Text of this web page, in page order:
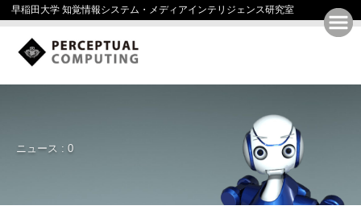
早稲田大学 知覚情報システム・メディアインテリジェンス研究室
ニュース : 0